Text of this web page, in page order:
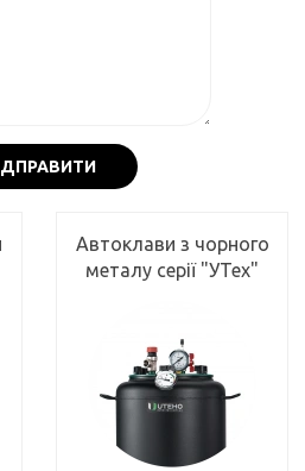
Автоклави з чорного
металу серії "УТех"